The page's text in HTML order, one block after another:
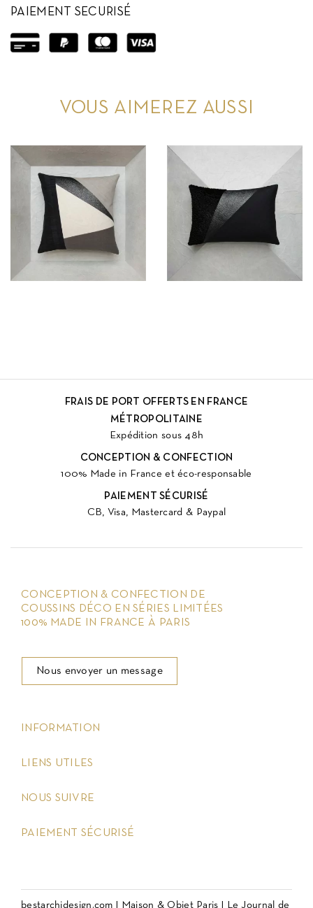
PAIEMENT SECURISÉ
VOUS AIMEREZ AUSSI
FRAIS DE PORT OFFERTS EN FRANCE
MÉTROPOLITAINE
Expédition sous 48h
CONCEPTION & CONFECTION
100% Made in France et éco-responsable
PAIEMENT SÉCURISÉ
CB, Visa, Mastercard & Paypal
CONCEPTION & CONFECTION DE
COUSSINS DÉCO EN SÉRIES LIMITÉES
100% MADE IN FRANCE À PARIS
Nous envoyer un message
INFORMATION
LIENS UTILES
NOUS SUIVRE
PAIEMENT SÉCURISÉ
bestarchidesign.com Maison & Objet Paris Le Journal de